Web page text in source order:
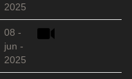
2025
08 -
jun -
2025